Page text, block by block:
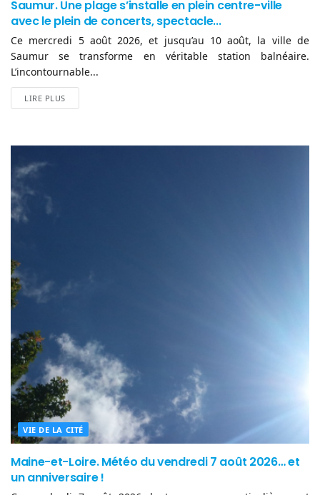
Saumur. Une plage s’installe en plein centre-ville
avec le plein de concerts, spectacle...
Ce mercredi 5 août 2026, et jusqu’au 10 août, la ville de
Saumur se transforme en véritable station balnéaire.
L’incontournable...
LIRE PLUS
VIE DE LA CITÉ
Maine-et-Loire. Météo du vendredi 7 août 2026… et
un anniversaire !